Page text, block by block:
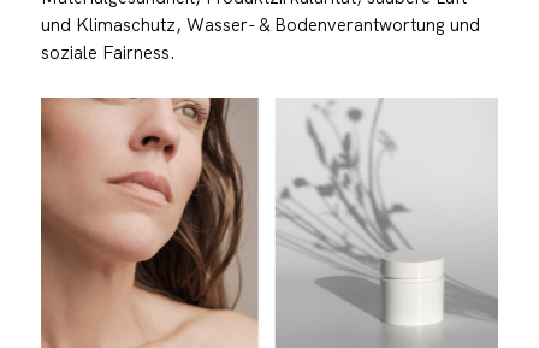
und Klimaschutz, Wasser- & Bodenverantwortung und
soziale Fairness.